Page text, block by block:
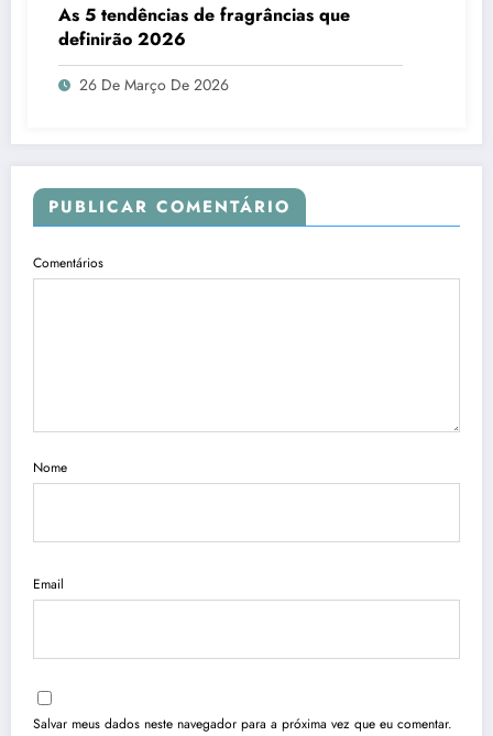
As 5 tendências de fragrâncias que
definirão 2026
26 De Março De 2026
PUBLICAR COMENTÁRIO
Comentários
Nome
Email
Salvar meus dados neste navegador para a próxima vez que eu comentar.